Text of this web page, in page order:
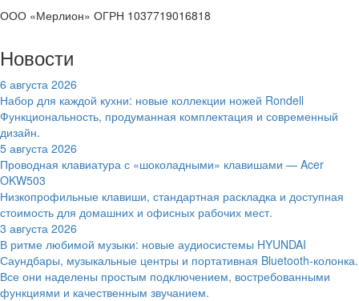
ООО «Мерлион» ОГРН 1037719016818
Новости
6 августа 2026
Набор для каждой кухни: новые коллекции ножей Rondell
Функциональность, продуманная комплектация и современный
дизайн.
5 августа 2026
Проводная клавиатура с «шоколадными» клавишами — Acer
OKW503
Низкопрофильные клавиши, стандартная раскладка и доступная
стоимость для домашних и офисных рабочих мест.
3 августа 2026
В ритме любимой музыки: новые аудиосистемы HYUNDAI
Саундбары, музыкальные центры и портативная Bluetooth-колонка.
Все они наделены простым подключением, востребованными
функциями и качественным звучанием.